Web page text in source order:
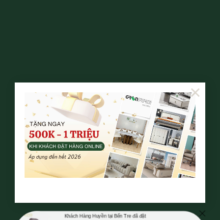
×
Khách Hàng Huyền tại Bến Tre đã đặt